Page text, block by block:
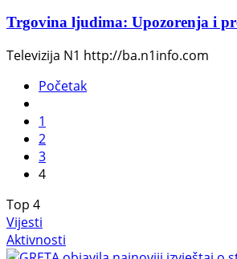
Trgovina ljudima: Upozorenja i
Televizija N1 http://ba.n1info.com
Početak
1
2
3
4
Top 4
Vijesti
Aktivnosti